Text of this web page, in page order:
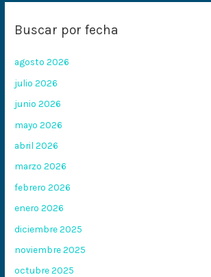
Buscar por fecha
agosto 2026
julio 2026
junio 2026
mayo 2026
abril 2026
marzo 2026
febrero 2026
enero 2026
diciembre 2025
noviembre 2025
octubre 2025